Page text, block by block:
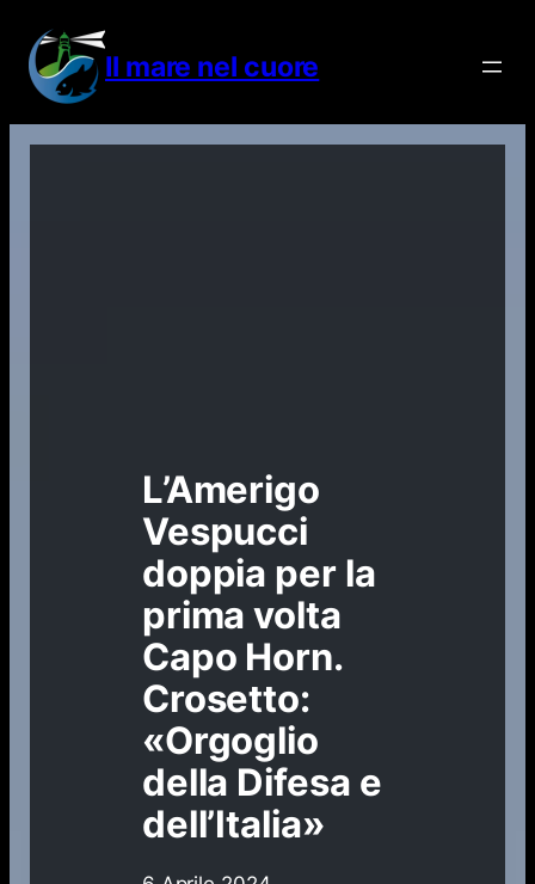
contenuto
Il mare nel cuore
L’Amerigo
Vespucci
doppia per la
prima volta
Capo Horn.
Crosetto:
«Orgoglio
della Difesa e
dell’Italia»